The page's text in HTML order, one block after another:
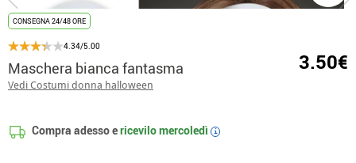
CONSEGNA 24/48 ORE
4.34/5.00
Maschera bianca fantasma
Vedi Costumi donna halloween
3.50€
Compra adesso ericevilomercoledì i